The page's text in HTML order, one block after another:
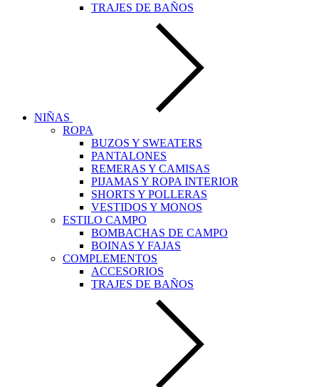
TRAJES DE BAÑOS
NIÑAS
ROPA
BUZOS Y SWEATERS
PANTALONES
REMERAS Y CAMISAS
PIJAMAS Y ROPA INTERIOR
SHORTS Y POLLERAS
VESTIDOS Y MONOS
ESTILO CAMPO
BOMBACHAS DE CAMPO
BOINAS Y FAJAS
COMPLEMENTOS
ACCESORIOS
TRAJES DE BAÑOS